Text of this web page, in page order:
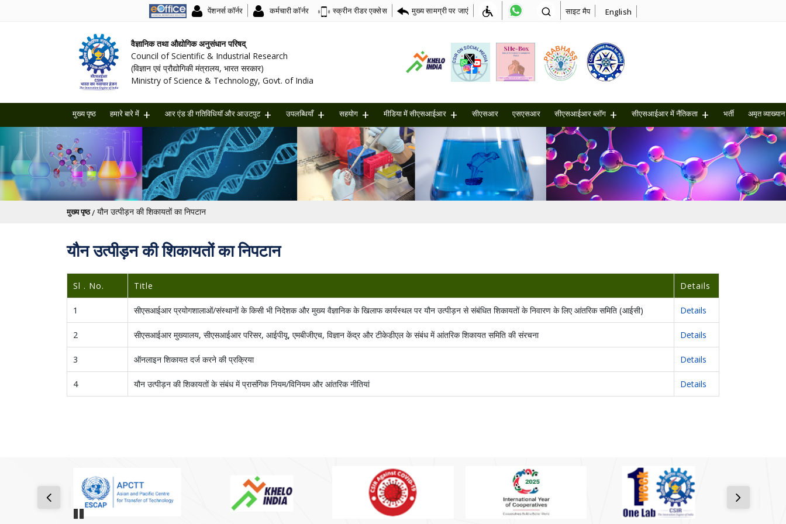
पेंशनर्स कॉर्नर कर्मचारी कॉर्नर स्क्रीन रीडर एक्सेस मुख्य सामग्री पर जाएं साइट मैप English
वैज्ञानिक तथा औद्योगिक अनुसंधान परिषद्
Council of Scientific & Industrial Research
(विज्ञान एवं प्रौद्योगिकी मंत्रालय, भारत सरकार)
Ministry of Science & Technology, Govt. of India
मुख्य पृष्ठ हमारे बारे में आर एंड डी गतिविधियॉ और आउटपुट उपलब्धियाँ सहयोग मीडिया में सीएसआईआर सीएसआर एसएसआर सीएसआईआर ब्लॉग सीएसआईआर में नैतिकता भर्ती अमृत ​​व्याख्यान
पग चिन्ह
मुख्य पृष्ठ यौन उत्पीड़न की शिकायतों का निपटान
यौन उत्पीड़न की शिकायतों का निपटान
Sl . No. Title Details
1 सीएसआईआर प्रयोगशालाओं/संस्थानों के किसी भी निदेशक और मुख्य वैज्ञानिक के खिलाफ कार्यस्थल पर यौन उत्पीड़न से संबंधित शिकायतों के निवारण के लिए आंतरिक समिति (आईसी) Details
2 सीएसआईआर मुख्यालय, सीएसआईआर परिसर, आईपीयू, एमबीजीएच, विज्ञान केंद्र और टीकेडीएल के संबंध में आंतरिक शिकायत समिति की संरचना Details
3 ऑनलाइन शिकायत दर्ज करने की प्रक्रिया Details
4 यौन उत्पीड़न की शिकायतों के संबंध में प्रासंगिक नियम/विनियम और आंतरिक नीतियां Details